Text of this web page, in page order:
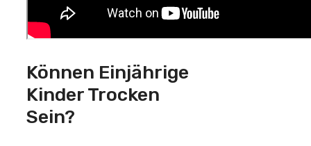
Können Einjährige
Kinder Trocken
Sein?